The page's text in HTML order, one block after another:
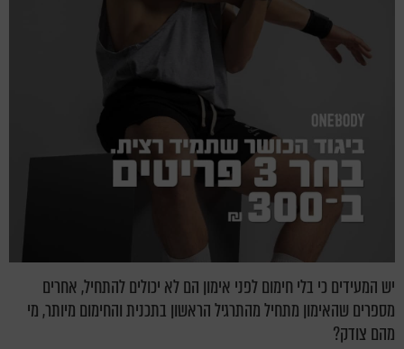
יש המעידים כי בלי חימום לפני אימון הם לא יכולים להתחיל, אחרים
מספרים שהאימון מתחיל מהתרגיל הראשון בתכנית והחימום מיותר, מי
מהם צודק?